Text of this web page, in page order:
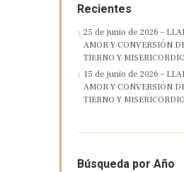
Recientes
25 de junio de 2026 –
AMOR Y CONVERSIÓN
TIERNO Y
15 de junio de 2026 –
AMOR Y CONVERSIÓN
TIERNO Y
Búsqueda por Año